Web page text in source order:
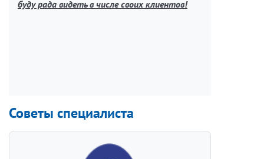
буду рада видеть в числе своих клиентов!
Советы специалиста